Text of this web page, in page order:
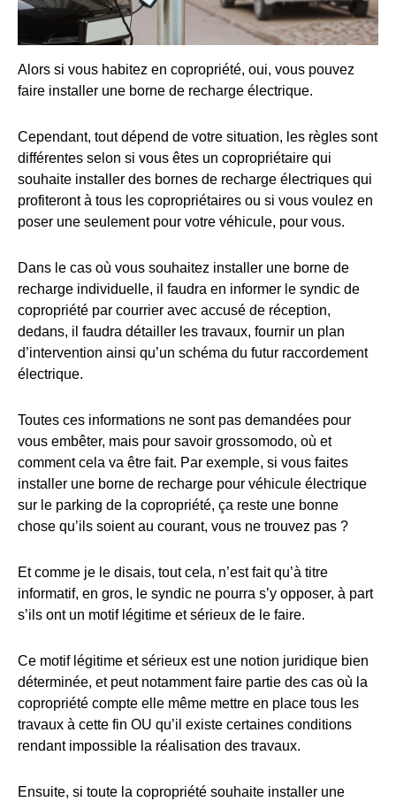
Alors si vous habitez en copropriété, oui, vous pouvez
faire installer une borne de recharge électrique.
Cependant, tout dépend de votre situation, les règles sont
différentes selon si vous êtes un copropriétaire qui
souhaite installer des bornes de recharge électriques qui
profiteront à tous les copropriétaires ou si vous voulez en
poser une seulement pour votre véhicule, pour vous.
Dans le cas où vous souhaitez installer une borne de
recharge individuelle, il faudra en informer le syndic de
copropriété par courrier avec accusé de réception,
dedans, il faudra détailler les travaux, fournir un plan
d’intervention ainsi qu’un schéma du futur raccordement
électrique.
Toutes ces informations ne sont pas demandées pour
vous embêter, mais pour savoir grossomodo, où et
comment cela va être fait. Par exemple, si vous faites
installer une borne de recharge pour véhicule électrique
sur le parking de la copropriété, ça reste une bonne
chose qu’ils soient au courant, vous ne trouvez pas ?
Et comme je le disais, tout cela, n’est fait qu’à titre
informatif, en gros, le syndic ne pourra s’y opposer, à part
s’ils ont un motif légitime et sérieux de le faire.
Ce motif légitime et sérieux est une notion juridique bien
déterminée, et peut notamment faire partie des cas où la
copropriété compte elle même mettre en place tous les
travaux à cette fin OU qu’il existe certaines conditions
rendant impossible la réalisation des travaux.
Ensuite, si toute la copropriété souhaite installer une